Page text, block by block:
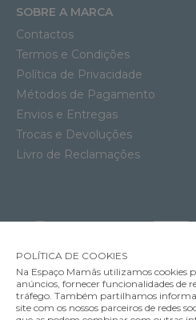
SOBRE A MARCA
Contactos
Termos e Condições
Política de Privacidade
Métodos de Pagamento
Envios e Entregas
Trocas e Devoluções
Livro de Reclamações
POLÍTICA DE COOKIES
Na Espaço Mamãs utilizamos cookies
anúncios, fornecer funcionalidades de
tráfego. Também partilhamos
site com os nossos parceiros de redes